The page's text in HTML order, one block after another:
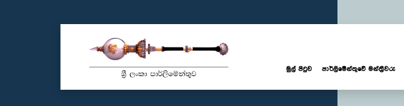
මුල් පිටුව පාර්ලි‌මේන්තුවේ මන්ත්‍රීවරු